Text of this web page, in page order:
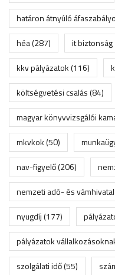
határon átnyúló
héa(287) it biztonság
kkv pályázatok(116)
költségvetési csalás(84)
magyar könyvvizsgálói
mkvkok(50)
nav-figyelő(206)
nemzeti adó- és
nyugdíj(177)
pályázatok
szolgálati idő(55)